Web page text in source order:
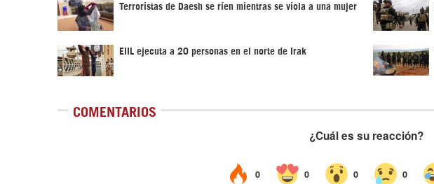
Terroristas de Daesh se ríen mientras se viola a una mujer
EIIL ejecuta a 20 personas en el norte de Irak
COMENTARIOS